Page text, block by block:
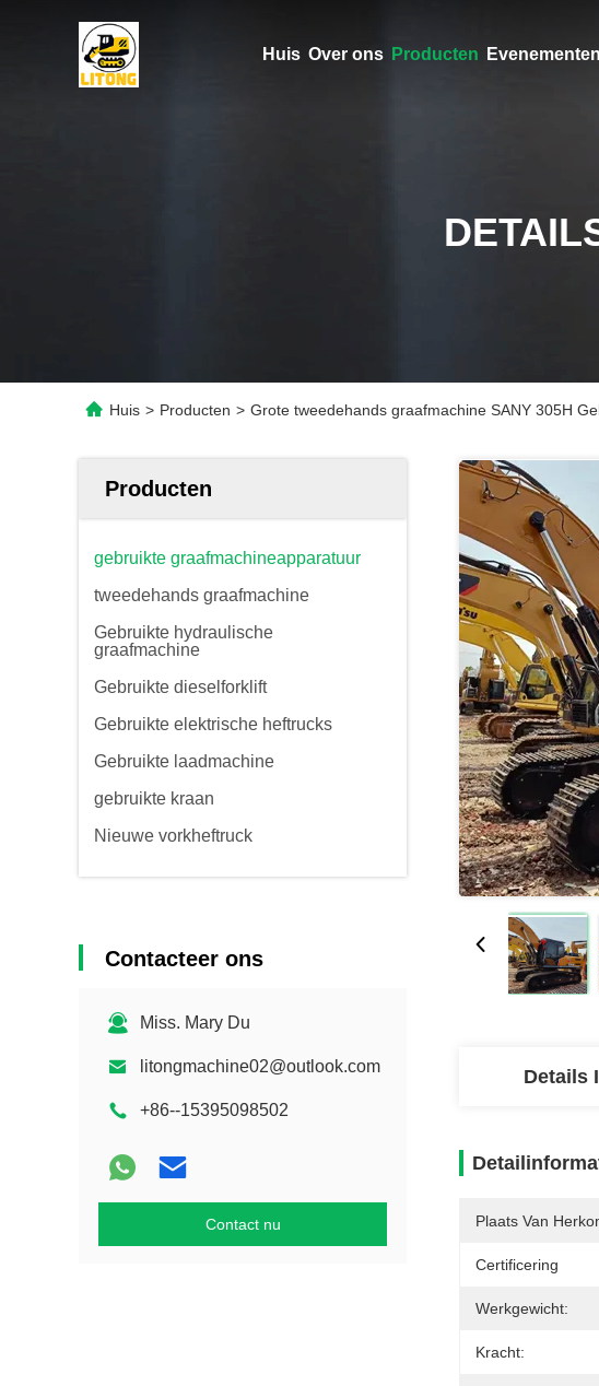
Huis Over ons Producten Evenementen
Huis > Producten > Grote tweedehands graafmachine SANY 305H
Producten
gebruikte graafmachineapparatuur
tweedehands graafmachine
Gebruikte hydraulische
graafmachine
Gebruikte dieselforklift
Gebruikte elektrische heftrucks
Gebruikte laadmachine
gebruikte kraan
Nieuwe vorkheftruck
Contacteer ons
Miss. Mary Du
litongmachine02@outlook.com
+86--15395098502
Contact nu
Details
Plaats Van
Certificering
Werkgewicht:
Kracht: